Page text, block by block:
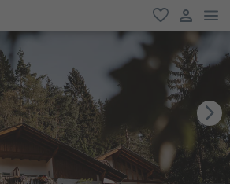
favoriti
user link